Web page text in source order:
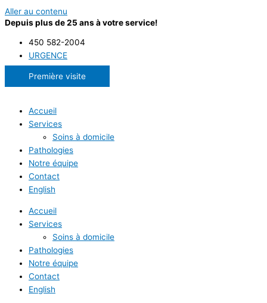
Aller au contenu
Depuis plus de 25 ans à votre service!
450 582-2004
URGENCE
Première visite
Accueil
Services
Soins à domicile
Pathologies
Notre équipe
Contact
English
Accueil
Services
Soins à domicile
Pathologies
Notre équipe
Contact
English